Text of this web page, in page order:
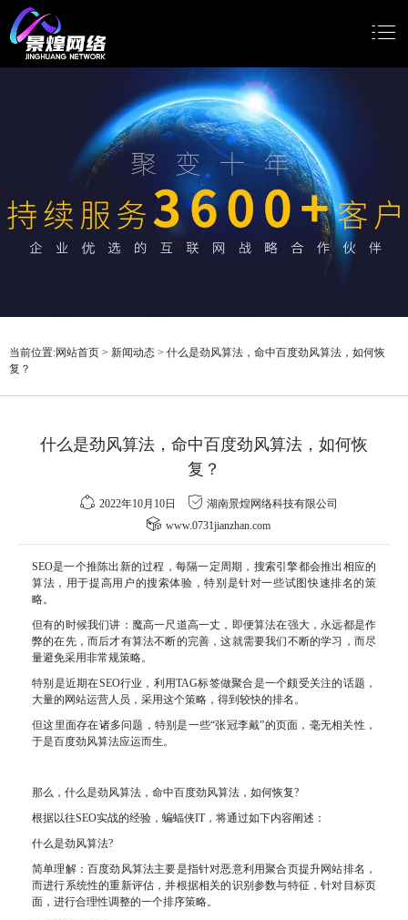
小程序开发
Google推广
关于我们
当前位置:网站首页 > 新闻动态 > 什么是劲风算法，命中百度劲风算法，如何恢
复？
什么是劲风算法，命中百度劲风算法，如何恢
复？
2022年10月10日
湖南景煌网络科技有限公司
www.0731jianzhan.com
SEO是一个推陈出新的过程，每隔一定周期，搜索引擎都会推出相应的
算法，用于提高用户的搜索体验，特别是针对一些试图快速排名的策
略。
但有的时候我们讲：魔高一尺道高一丈，即便算法在强大，永远都是作
弊的在先，而后才有算法不断的完善，这就需要我们不断的学习，而尽
量避免采用非常规策略。
特别是近期在SEO行业，利用TAG标签做聚合是一个颇受关注的话题，
大量的网站运营人员，采用这个策略，得到较快的排名。
但这里面存在诸多问题，特别是一些“张冠李戴”的页面，毫无相关性，
于是百度劲风算法应运而生。
那么，什么是劲风算法，命中百度劲风算法，如何恢复?
根据以往SEO实战的经验，蝙蝠侠IT，将通过如下内容阐述：
什么是劲风算法?
简单理解：百度劲风算法主要是指针对恶意利用聚合页提升网站排名，
而进行系统性的重新评估，并根据相关的识别参数与特征，针对目标页
面，进行合理性调整的一个排序策略。